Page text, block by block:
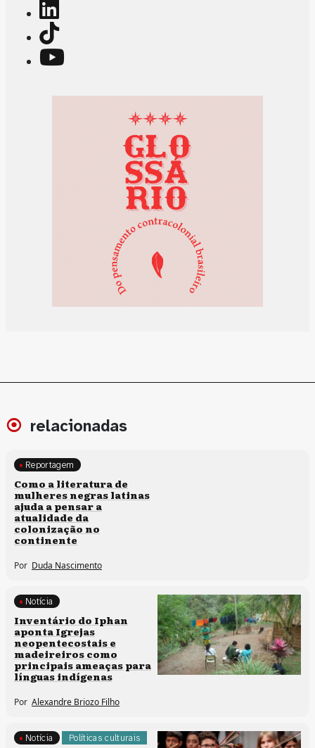
relacionadas
Direitos humanos
Reportagem
Como a literatura de
mulheres negras latinas
ajuda a pensar a
atualidade da
colonização no
continente
Por Duda Nascimento
Memória e patrimônio
Notícia
Inventário do Iphan
aponta Igrejas
neopentecostais e
madeireiros como
principais ameaças para
línguas indígenas
Por Alexandre Briozo Filho
Notícia Políticas culturais